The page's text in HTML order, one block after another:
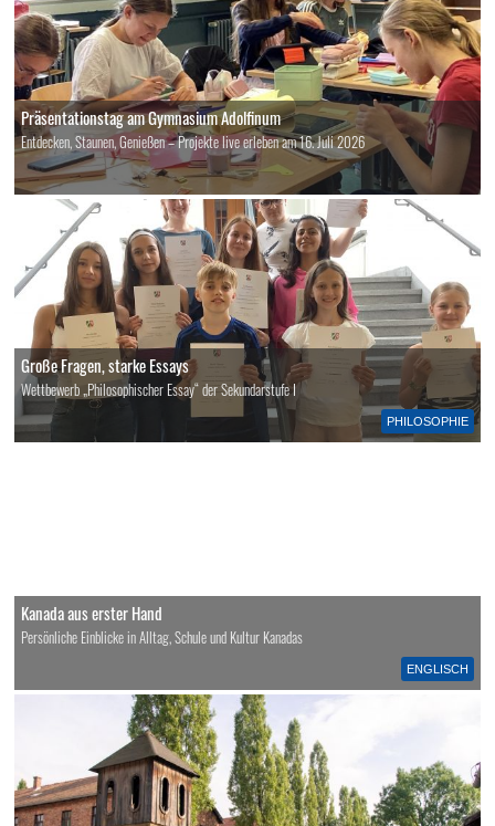
Präsentationstag am Gymnasium Adolfinum
Entdecken, Staunen, Genießen – Projekte live erleben am 16. Juli 2026
PHILOSOPHIE
Große Fragen, starke Essays
Wettbewerb „Philosophischer Essay“ der Sekundarstufe I
ENGLISCH
Kanada aus erster Hand
Persönliche Einblicke in Alltag, Schule und Kultur Kanadas